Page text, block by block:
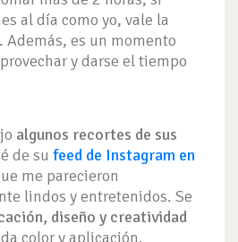
al día como yo, vale la
Además, es un momento
y darse el tiempo
algunos recortes de sus
de su feed de Instagram en
me parecieron
lindos y entretenidos. Se
diseño y creatividad
color y aplicación.